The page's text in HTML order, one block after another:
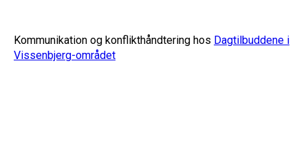
Kommunikation og konflikthåndtering hos Dagtilbuddene i
Vissenbjerg-området